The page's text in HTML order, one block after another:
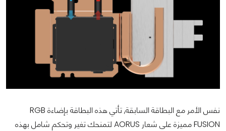
نفس الأمر مع البطاقة السابقة, تأتي هذه البطاقة بإضاءة RGB
FUSION مميزة على شعار AORUS لتمنحك تغير وتحكم شامل بهذه